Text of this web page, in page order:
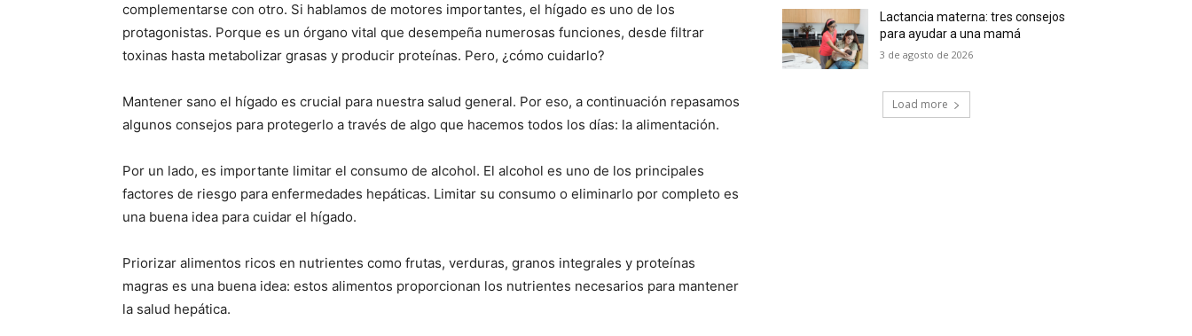
complementarse con otro. Si hablamos de motores importantes, el hígado es uno de los
protagonistas. Porque es un órgano vital que desempeña numerosas funciones, desde filtrar
toxinas hasta metabolizar grasas y producir proteínas. Pero, ¿cómo cuidarlo?
Mantener sano el hígado es crucial para nuestra salud general. Por eso, a continuación repasamos
algunos consejos para protegerlo a través de algo que hacemos todos los días: la alimentación.
Por un lado, es importante limitar el consumo de alcohol. El alcohol es uno de los principales
factores de riesgo para enfermedades hepáticas. Limitar su consumo o eliminarlo por completo es
una buena idea para cuidar el hígado.
Priorizar alimentos ricos en nutrientes como frutas, verduras, granos integrales y proteínas
magras es una buena idea: estos alimentos proporcionan los nutrientes necesarios para mantener
la salud hepática.
Lactancia materna: tres consejos
para ayudar a una mamá
3 de agosto de 2026
Load more